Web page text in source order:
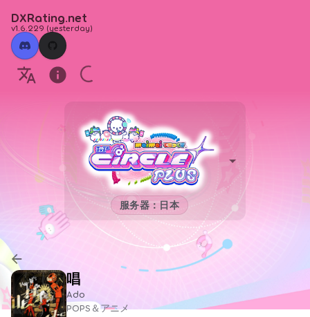
DXRating.net
v1.6.229 (yesterday)
服务器：日本
唱
Ado
POPS＆アニメ